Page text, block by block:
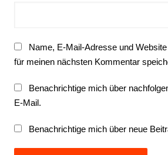
Name, E-Mail-Adresse und
für meinen nächsten Kommentar
Benachrichtige mich über
E-Mail.
Benachrichtige mich über neue